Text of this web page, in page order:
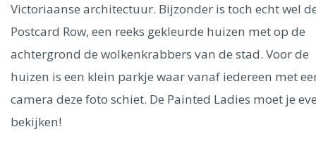
Victoriaanse architectuur. Bijzonder is toch echt wel
Postcard Row, een reeks gekleurde huizen met op de
achtergrond de wolkenkrabbers van de stad. Voor de
huizen is een klein parkje waar vanaf iedereen met
camera deze foto schiet. De Painted Ladies moet je
bekijken!